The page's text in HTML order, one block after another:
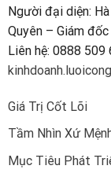
Người đại diện:
Quyên – Giám đốc
Liên hệ: 0888 509
Giá Trị Cốt Lõi
Tầm Nhìn Xứ
Mục Tiêu Phát